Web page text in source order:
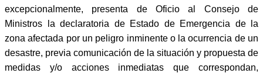
excepcionalmente, presenta de Oficio al Consejo de
Ministros la declaratoria de Estado de Emergencia de la
zona afectada por un peligro inminente o la ocurrencia de un
desastre, previa comunicación de la situación y propuesta de
medidas y/o acciones inmediatas que correspondan,